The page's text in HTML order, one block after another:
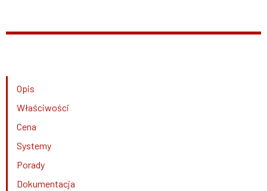
Opis
Właściwości
Cena
Systemy
Porady
Dokumentacja